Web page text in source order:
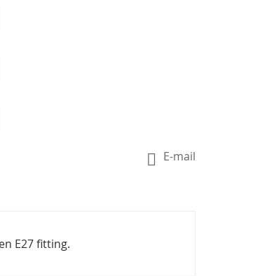
E-mail
E27 fitting.